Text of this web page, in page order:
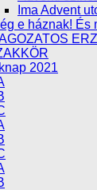
Ima Advent
e háznak! És
2021